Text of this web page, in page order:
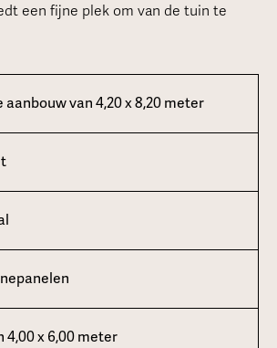
een fijne plek om van de tuin te
van 4,20 x 8,20 meter
4,00 x 6,00 meter